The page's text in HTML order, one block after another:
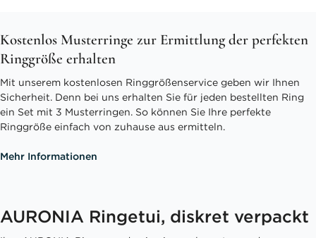
Kostenlos Musterringe zur Ermittlung der perfekten
Ringgröße erhalten
Mit unserem kostenlosen Ringgrößenservice geben wir Ihnen
Sicherheit. Denn bei uns erhalten Sie für jeden bestellten Ring
ein Set mit 3 Musterringen. So können Sie Ihre perfekte
Ringgröße einfach von zuhause aus ermitteln.
Mehr Informationen
AURONIA Ringetui, diskret verpackt